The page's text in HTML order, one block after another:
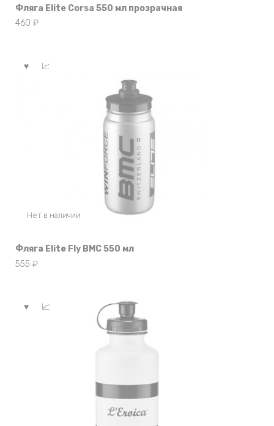
Фляга Elite Corsa 550 мл прозрачная
460 ₽
Нет в наличии
Фляга Elite Fly BMC 550 мл
555 ₽